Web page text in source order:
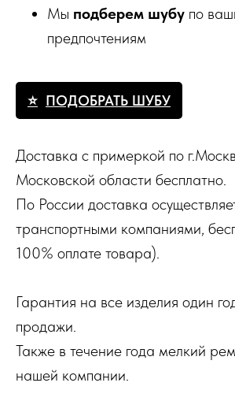
Мы подберем шубу по
предпочтениям
ПОДОБРАТЬ ШУБУ
Доставка с примеркой по
Московской области бесплатно.
По России доставка
транспортными компаниями,
100% оплате товара).
Гарантия на все изделия один
продажи.
Также в течение года мелкий
нашей компании.